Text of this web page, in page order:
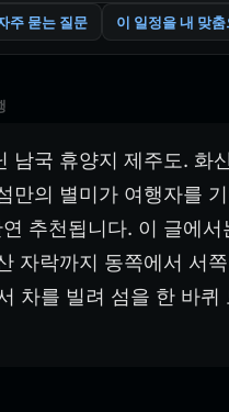
주 묻는 질문 이 일정을 내 맞춤
국 휴양지 제주도. 화
만의 별미가 여행자를
추천됩니다. 이 글에
자락까지 동쪽에서 서
차를 빌려 섬을 한 바퀴